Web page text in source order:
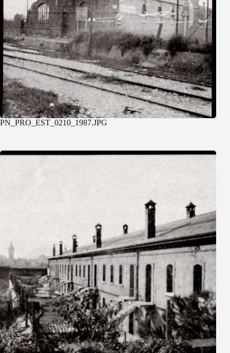
PN_PRO_EST_0210_1987.JPG